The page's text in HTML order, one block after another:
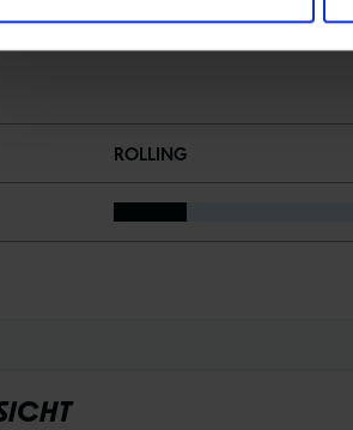
ROLLING